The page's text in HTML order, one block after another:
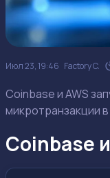
Июл 23, 19:46 Factory C.
Coinbase и AWS
микротранзакции
Coinbase